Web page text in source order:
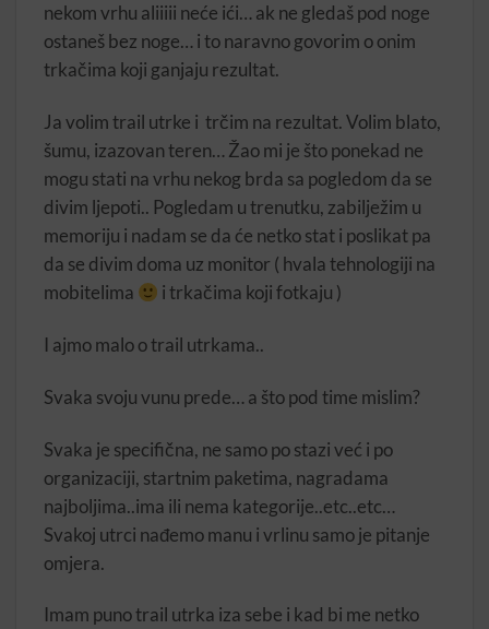
nekom vrhu aliiiii neće ići… ak ne gledaš pod noge
ostaneš bez noge… i to naravno govorim o onim
trkačima koji ganjaju rezultat.
Ja volim trail utrke i trčim na rezultat. Volim blato,
šumu, izazovan teren… Žao mi je što ponekad ne
mogu stati na vrhu nekog brda sa pogledom da se
divim ljepoti.. Pogledam u trenutku, zabilježim u
memoriju i nadam se da će netko stat i poslikat pa
da se divim doma uz monitor ( hvala tehnologiji na
mobitelima
i trkačima koji fotkaju )
I ajmo malo o trail utrkama..
Svaka svoju vunu prede… a što pod time mislim?
Svaka je specifična, ne samo po stazi već i po
organizaciji, startnim paketima, nagradama
najboljima..ima ili nema kategorije..etc..etc…
Svakoj utrci nađemo manu i vrlinu samo je pitanje
omjera.
Imam puno trail utrka iza sebe i kad bi me netko